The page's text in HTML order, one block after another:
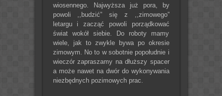
wiosennego. Najwyższa już pora, by
powoli ,,budzić” się z ,,zimowego”
letargu i zacząć powoli porządkować
świat wokół siebie. Do roboty mamy
wiele, jak to zwykle bywa po okresie
zimowym. No to w sobotnie popołudnie i
wieczór zapraszamy na dłuższy spacer
a może nawet na dwór do wykonywania
niezbędnych pozimowych prac.